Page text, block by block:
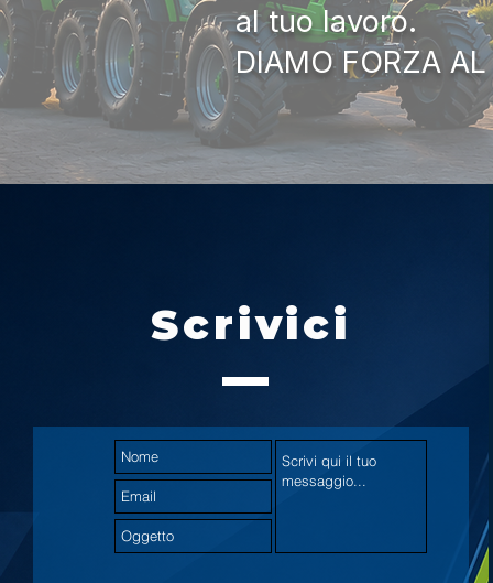
al tuo lavoro.
DIAMO FORZA
Scrivici